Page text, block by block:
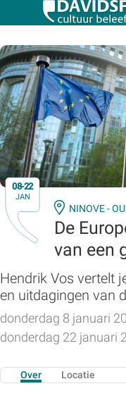
08-22
JAN
NINOVE -
De
van een
Hendrik Vos vertelt
en uitdagingen van
donderdag 8 januari
donderdag 22 januari
Over Locatie
Zoek:
Zoeken